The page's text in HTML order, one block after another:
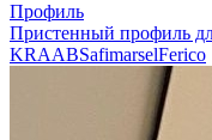
Профиль
Пристенный профиль
KRAABSafimarselFerico